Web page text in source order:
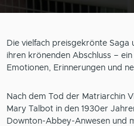
Die vielfach preisgekrönte Saga
ihren krönenden Abschluss –
Emotionen, Erinnerungen und
Nach dem Tod der Matriarchin
Mary Talbot in den 1930er
Downton-Abbey-Anwesen und